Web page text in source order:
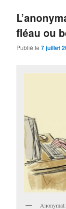
fléau ou
Publié le7 juillet